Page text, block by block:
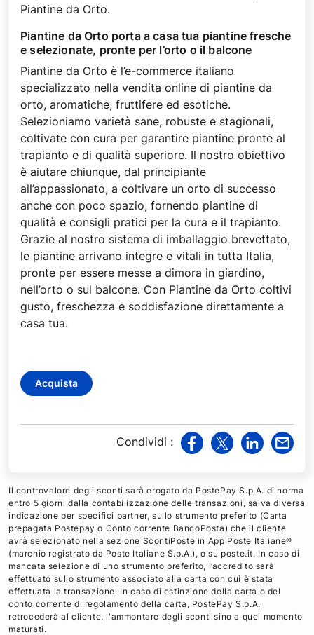
Piantine da Orto.
Piantine da Orto porta a casa tua piantine fresche
e selezionate, pronte per l’orto o il balcone
Piantine da Orto è l’e-commerce italiano
specializzato nella vendita online di piantine da
orto, aromatiche, fruttifere ed esotiche.
Selezioniamo varietà sane, robuste e stagionali,
coltivate con cura per garantire piantine pronte al
trapianto e di qualità superiore. Il nostro obiettivo
è aiutare chiunque, dal principiante
all’appassionato, a coltivare un orto di successo
anche con poco spazio, fornendo piantine di
qualità e consigli pratici per la cura e il trapianto.
Grazie al nostro sistema di imballaggio brevettato,
le piantine arrivano integre e vitali in tutta Italia,
pronte per essere messe a dimora in giardino,
nell’orto o sul balcone. Con Piantine da Orto coltivi
gusto, freschezza e soddisfazione direttamente a
casa tua.
Acquista
Condividi :
v
a
F
a
c
e
b
o
o
k
v
a
T
w
i
t
t
e
r
v
a
L
i
n
k
e
d
n
M
Il controvalore degli sconti sarà erogato da PostePay S.p.A. di norma
entro 5 giorni dalla contabilizzazione delle transazioni, salva diversa
indicazione per specifici partner, sullo strumento preferito (Carta
prepagata Postepay o Conto corrente BancoPosta) che il cliente
avrà selezionato nella sezione ScontiPoste in App Poste Italiane®
(marchio registrato da Poste Italiane S.p.A.), o su poste.it. In caso di
mancata selezione di uno strumento preferito, l’accredito sarà
effettuato sullo strumento associato alla carta con cui è stata
effettuata la transazione. In caso di estinzione della carta o del
conto corrente di regolamento della carta, PostePay S.p.A.
retrocederà al cliente, l'ammontare degli sconti sino a quel momento
maturati.